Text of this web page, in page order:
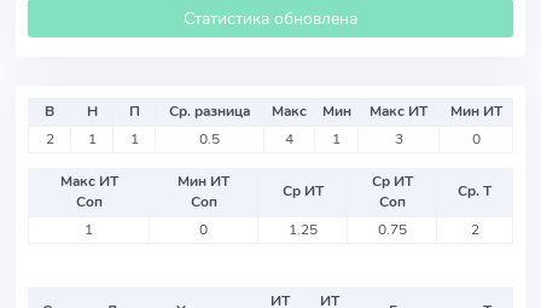
Статистика обновлена
В Н П Ср. разница Макс Мин Макс ИТ
Мин ИТ
2
1 1 0.5 4 1 3 0
Макс ИТ
Соп
Мин ИТ
Соп
Ср ИТ
Ср ИТ
Соп
Ср. Т
1
0 1.25 0.75 2
ИТ ИТ